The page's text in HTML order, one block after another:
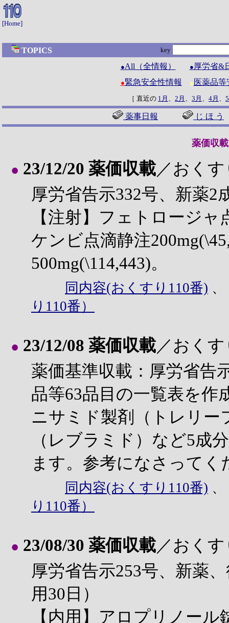
[Home]
TOPICS key
●All（全情報） ● 厚労省&
●緊急安全性情報 ● 医薬品等
［ 直近の 1月 、 2月 、 3月 、 4月 、
薬事日報 じ ほ う
薬価収
● 23/12/20 薬価収載／おく
厚労省告示332号、新薬2
【注射】フェトロージャ
ケンビ点滴静注
500mg(\114,443)。
同内容(おくすり110番)
り110番）
● 23/12/08 薬価収載／おく
薬価基準収載：厚労省告
品等63品目の一覧表を作
ニサミド製剤（トレリー
（レブラミド）など5成
ます。参考になさってく
同内容(おくすり110番)
り110番）
● 23/08/30 薬価収載／おく
厚労省告示253号、新薬
用30日）
【内用】アロプリノール